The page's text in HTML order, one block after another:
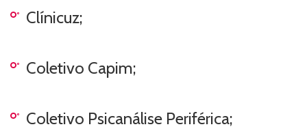
Clínicuz;
Coletivo Capim;
Coletivo Psicanálise Periférica;